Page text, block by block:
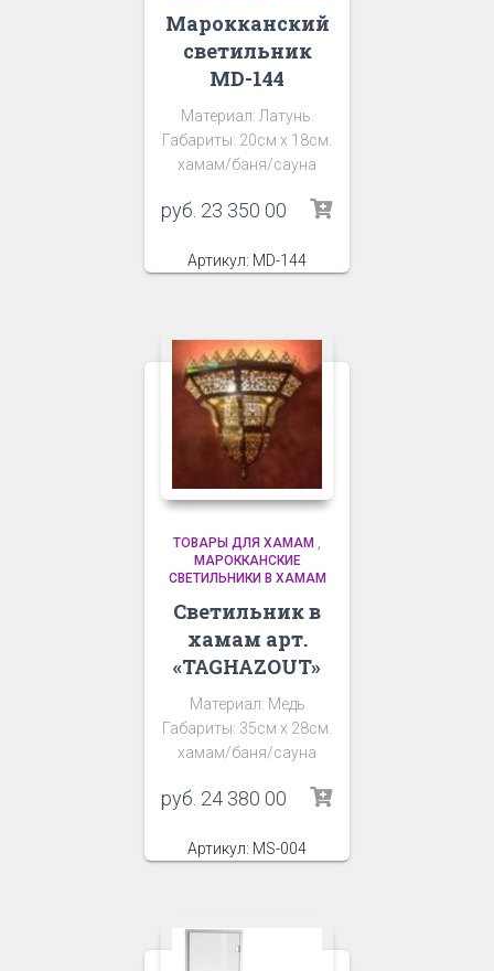
Марокканский
светильник
MD-144
Материал: Латунь.
Габариты: 20см х 18см.
хамам/баня/сауна
руб. 23 350 00
Артикул: MD-144
ТОВАРЫ ДЛЯ ХАМАМ ,
МАРОККАНСКИЕ
СВЕТИЛЬНИКИ В ХАМАМ
Светильник в
хамам арт.
«TAGHAZOUT»
Материал: Медь
Габариты: 35см х 28см.
хамам/баня/сауна
руб. 24 380 00
Артикул: MS-004